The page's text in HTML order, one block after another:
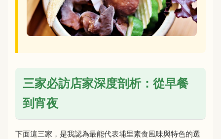
三家必訪店家深度剖析：從早餐
到宵夜
下面這三家，是我認為最能代表埔里素食風味與特色的選